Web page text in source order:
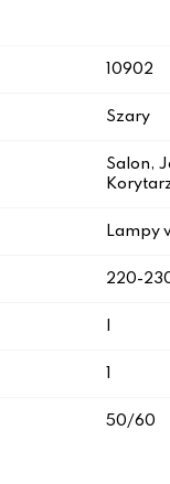
10902
Szary
Salon,
Lampy
220-
50/60